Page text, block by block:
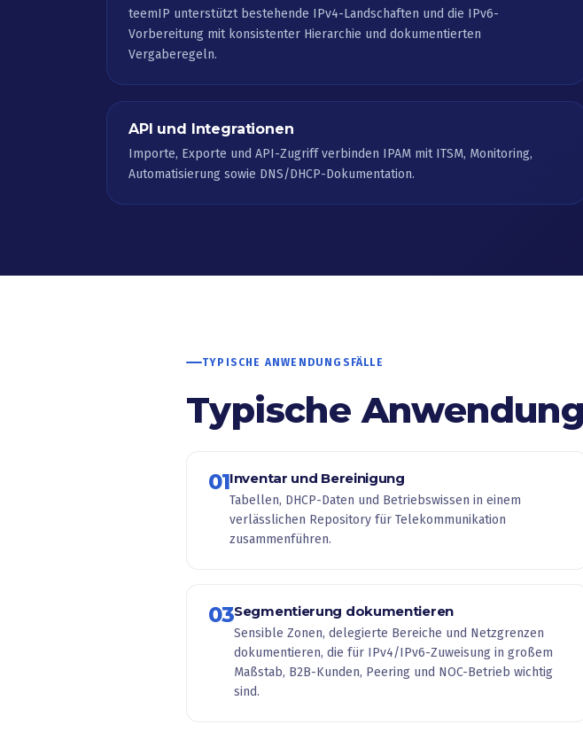
teemIP unterstützt bestehende IPv4-Landschaften und die IPv6-
Vorbereitung mit konsistenter Hierarchie und dokumentierten
Vergaberegeln.
API und Integrationen
Importe, Exporte und API-Zugriff verbinden IPAM mit ITSM, Monitoring,
Automatisierung sowie DNS/DHCP-Dokumentation.
TYPISCHE ANWENDUNGSFÄLLE
Typische
01Inventar und Bereinigung
Tabellen, DHCP-Daten und Betriebswissen in einem
verlässlichen Repository für Telekommunikation
zusammenführen.
03Segmentierung dokumentieren
Sensible Zonen, delegierte Bereiche und Netzgrenzen
dokumentieren, die für IPv4/IPv6-Zuweisung in großem
Maßstab, B2B-Kunden, Peering und NOC-Betrieb wichtig
sind.